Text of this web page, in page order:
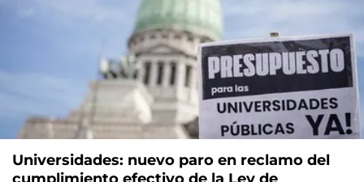
Universidades: nuevo paro en reclamo del